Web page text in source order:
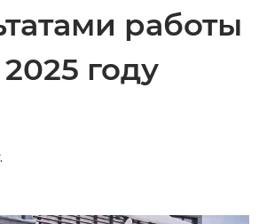
работы
году